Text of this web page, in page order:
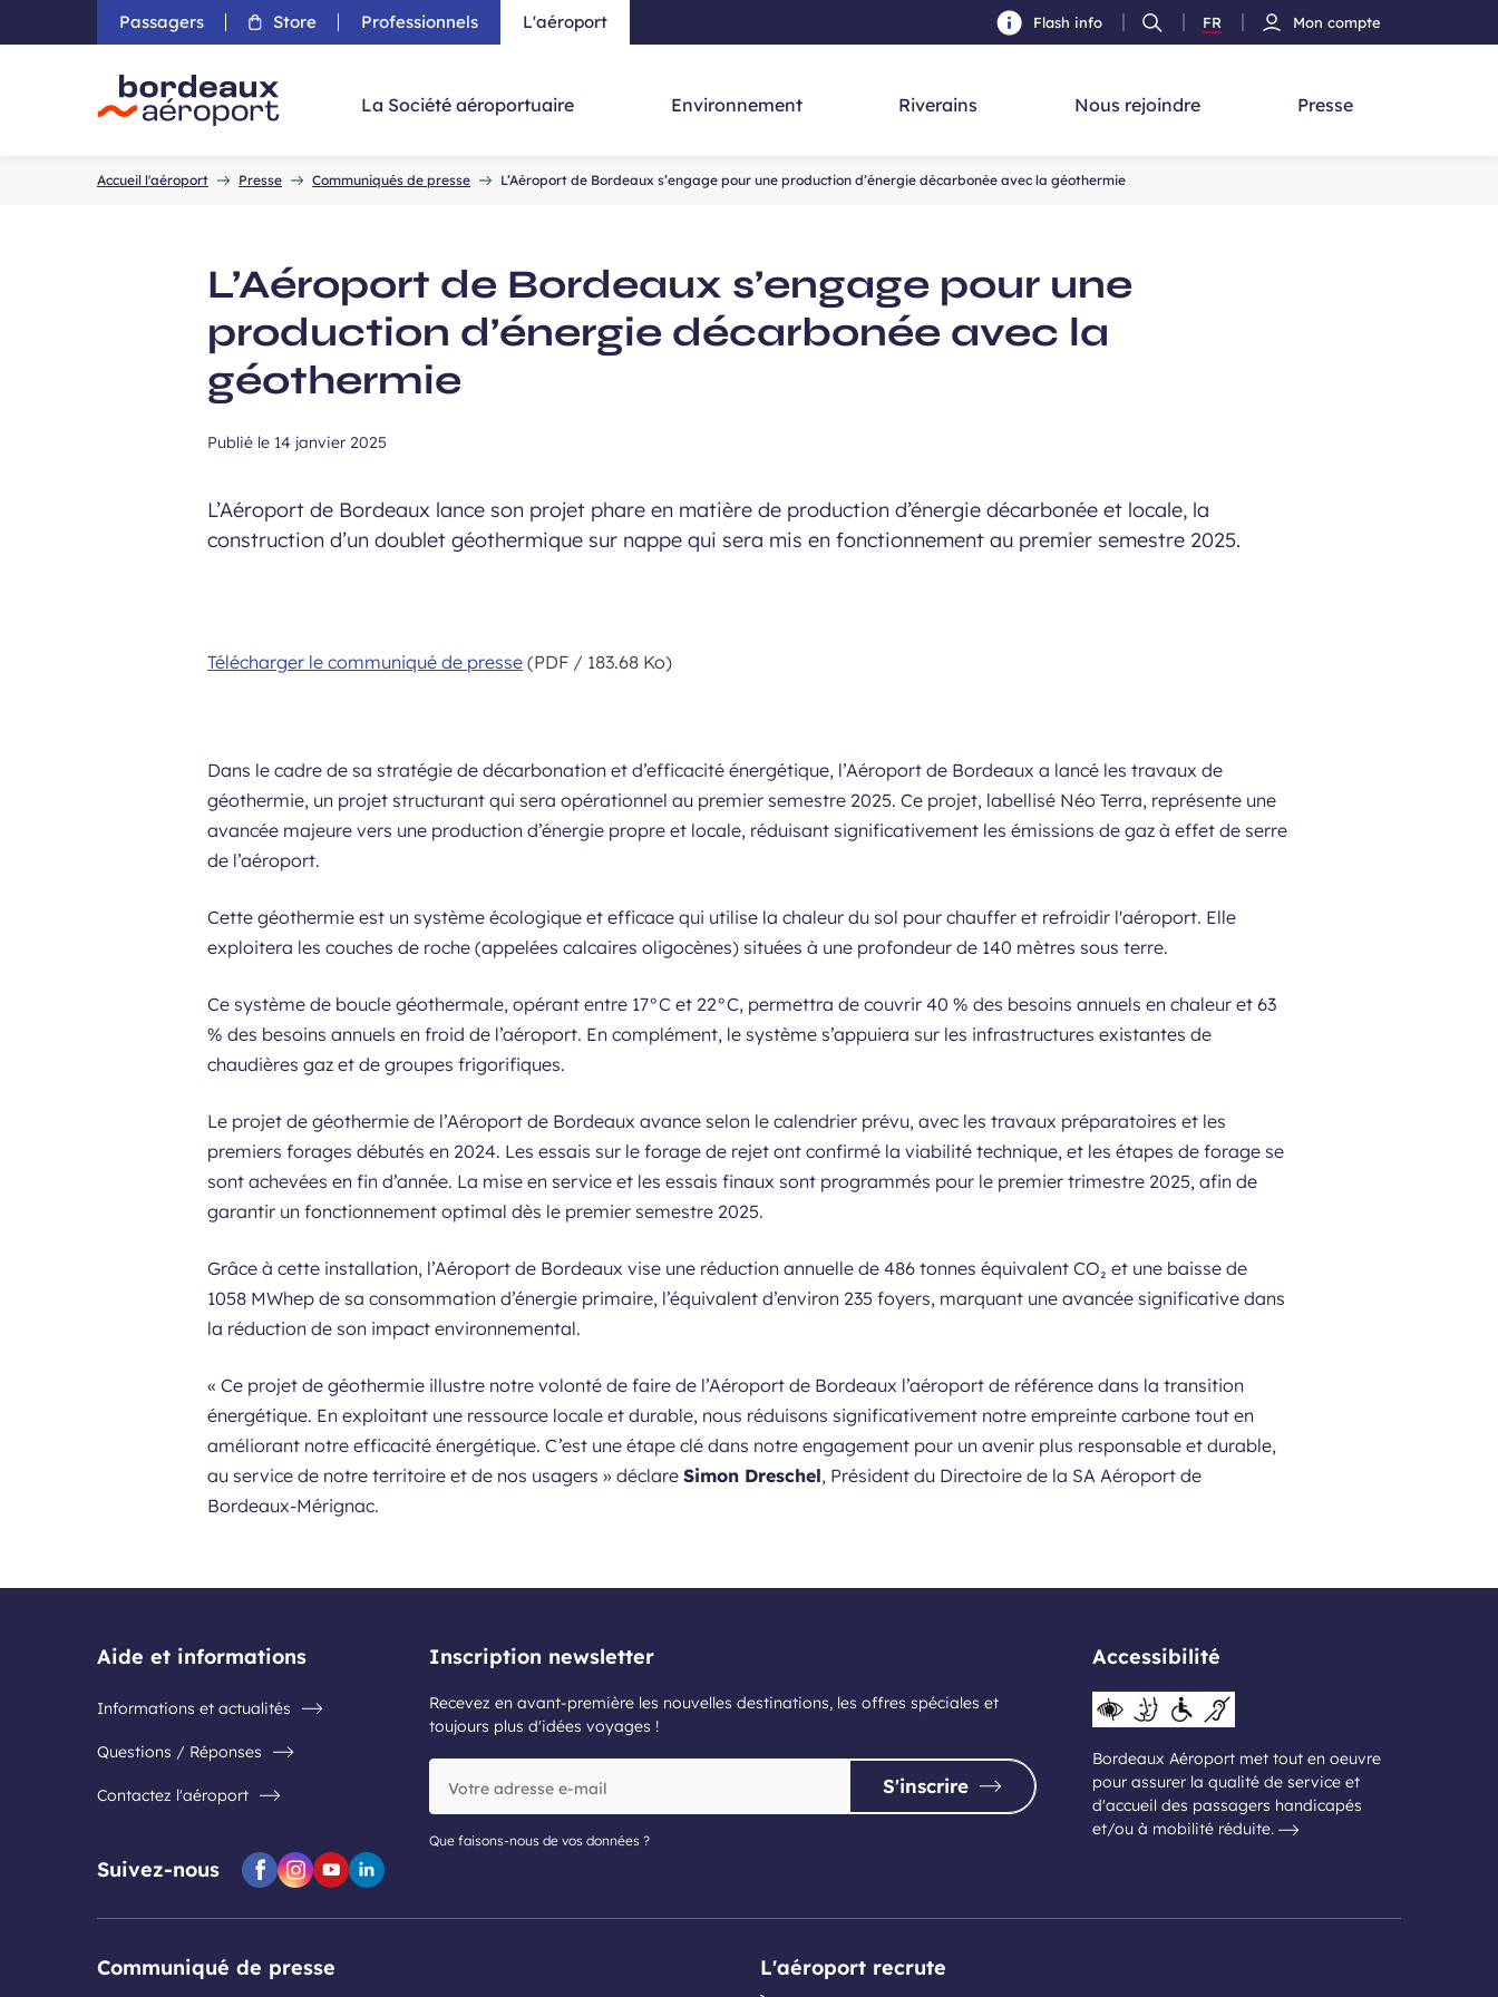
Aller au contenu principal - Aller à la navigation - Aller à la recherche
Passagers Store Professionnels L'aéroport Flash info
Ouvrir
la
FR
Version
Mon compte
La Société aéroportuaire Environnement Riverains Nous rejoindre Presse
Accueil l'aéroport Presse Communiqués de presse L’Aéroport de Bordeaux s’engage pour une production d’énergie décarbonée avec la géothermie
L’Aéroport de Bordeaux s’engage pour une
production d’énergie décarbonée avec la
géothermie
Publié le 14 janvier 2025
L’Aéroport de Bordeaux lance son projet phare en matière de production d’énergie décarbonée et locale, la
construction d’un doublet géothermique sur nappe qui sera mis en fonctionnement au premier semestre 2025.
Télécharger le communiqué de presse (PDF / 183.68 Ko)
Dans le cadre de sa stratégie de décarbonation et d’efficacité énergétique, l’Aéroport de Bordeaux a lancé les travaux de
géothermie, un projet structurant qui sera opérationnel au premier semestre 2025. Ce projet, labellisé Néo Terra, représente une
avancée majeure vers une production d’énergie propre et locale, réduisant significativement les émissions de gaz à effet de serre
de l’aéroport.
Cette géothermie est un système écologique et efficace qui utilise la chaleur du sol pour chauffer et refroidir l'aéroport. Elle
exploitera les couches de roche (appelées calcaires oligocènes) situées à une profondeur de 140 mètres sous terre.
Ce système de boucle géothermale, opérant entre 17°C et 22°C, permettra de couvrir 40 % des besoins annuels en chaleur et 63
% des besoins annuels en froid de l’aéroport. En complément, le système s’appuiera sur les infrastructures existantes de
chaudières gaz et de groupes frigorifiques.
Le projet de géothermie de l’Aéroport de Bordeaux avance selon le calendrier prévu, avec les travaux préparatoires et les
premiers forages débutés en 2024. Les essais sur le forage de rejet ont confirmé la viabilité technique, et les étapes de forage se
sont achevées en fin d’année. La mise en service et les essais finaux sont programmés pour le premier trimestre 2025, afin de
garantir un fonctionnement optimal dès le premier semestre 2025.
Grâce à cette installation, l’Aéroport de Bordeaux vise une réduction annuelle de 486 tonnes équivalent CO₂ et une baisse de
1058 MWhep de sa consommation d’énergie primaire, l’équivalent d’environ 235 foyers, marquant une avancée significative dans
la réduction de son impact environnemental.
« Ce projet de géothermie illustre notre volonté de faire de l’Aéroport de Bordeaux l’aéroport de référence dans la transition
énergétique. En exploitant une ressource locale et durable, nous réduisons significativement notre empreinte carbone tout en
améliorant notre efficacité énergétique. C’est une étape clé dans notre engagement pour un avenir plus responsable et durable,
au service de notre territoire et de nos usagers » déclareSimon Dreschel, Président du Directoire de la SA Aéroport de
Bordeaux-Mérignac.
Aide et informations
Informations et actualités
Questions / Réponses
Contactez l'aéroport
Suivez-nous Facebook
Instagram
YoutubeLinkedin
Inscription newsletter
Recevez en avant-première les nouvelles destinations, les offres spéciales et
toujours plus d'idées voyages !
adresse
e-
S'inscrire
Que faisons-nous de vos données ?
Accessibilité
Bordeaux Aéroport met tout en oeuvre
pour assurer la qualité de service et
d'accueil des passagers handicapés
et/ou à mobilité réduite.
Communiqué de presse L'aéroport recrute